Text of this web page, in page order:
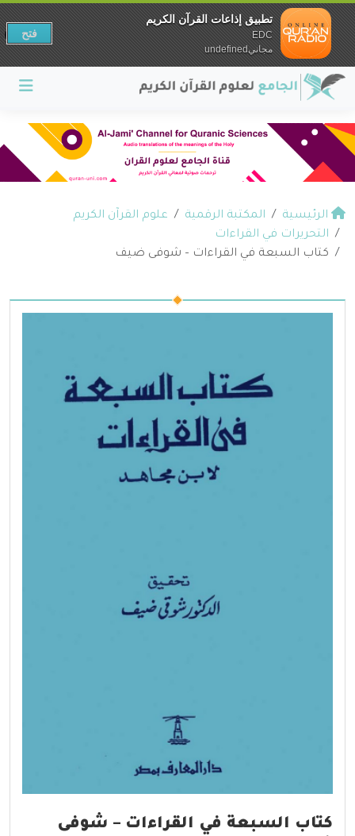
الرئيسية المكتبة الرقمية
علوم القرآن الكريم
التحريرات في القراءات
كتاب السبعة في القراءات – شوفى ضيف
كتاب السبعة في القراءات – شوفى
تطبيق إذاعات القرآن الكريم
EDC
مجانيundefined
فتح